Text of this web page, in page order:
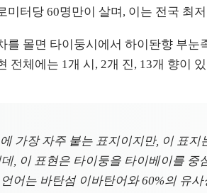
미터당 60명만이 살며, 이는 전국 최
를 몰면 타이둥시에서 하이돤향 부
전체에는 1개 시, 2개 진, 13개 향이
가장 자주 붙는 표지이지만, 이 표
, 이 표현은 타이둥을 타이베이를
어는 바탄섬 이바탄어와 60%의 유